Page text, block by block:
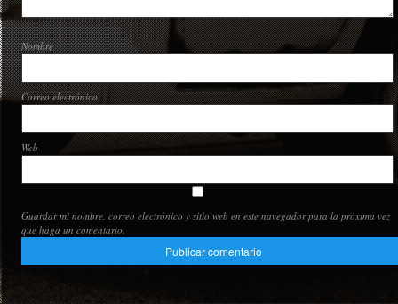
Nombre
Correo electrónico
Web
Guardar mi nombre, correo electrónico y sitio web en este navegador para la próxima vez
que haga un comentario.